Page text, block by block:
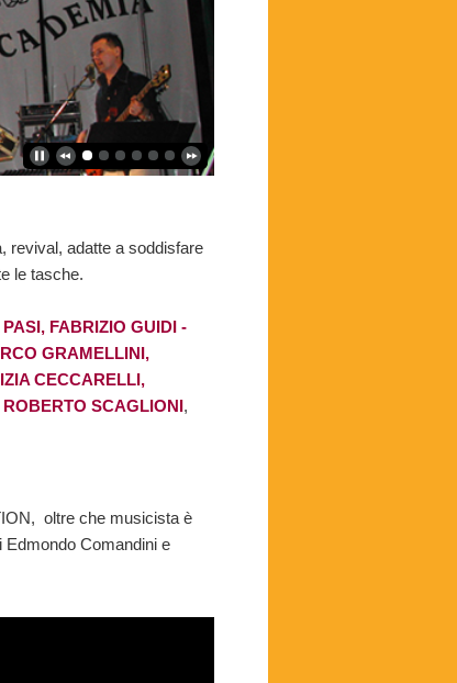
revival, adatte a soddisfare
le tasche.
FABRIZIO GUIDI -
GRAMELLINI,
CECCARELLI,
SCAGLIONI,
oltre che musicista è
Comandini e